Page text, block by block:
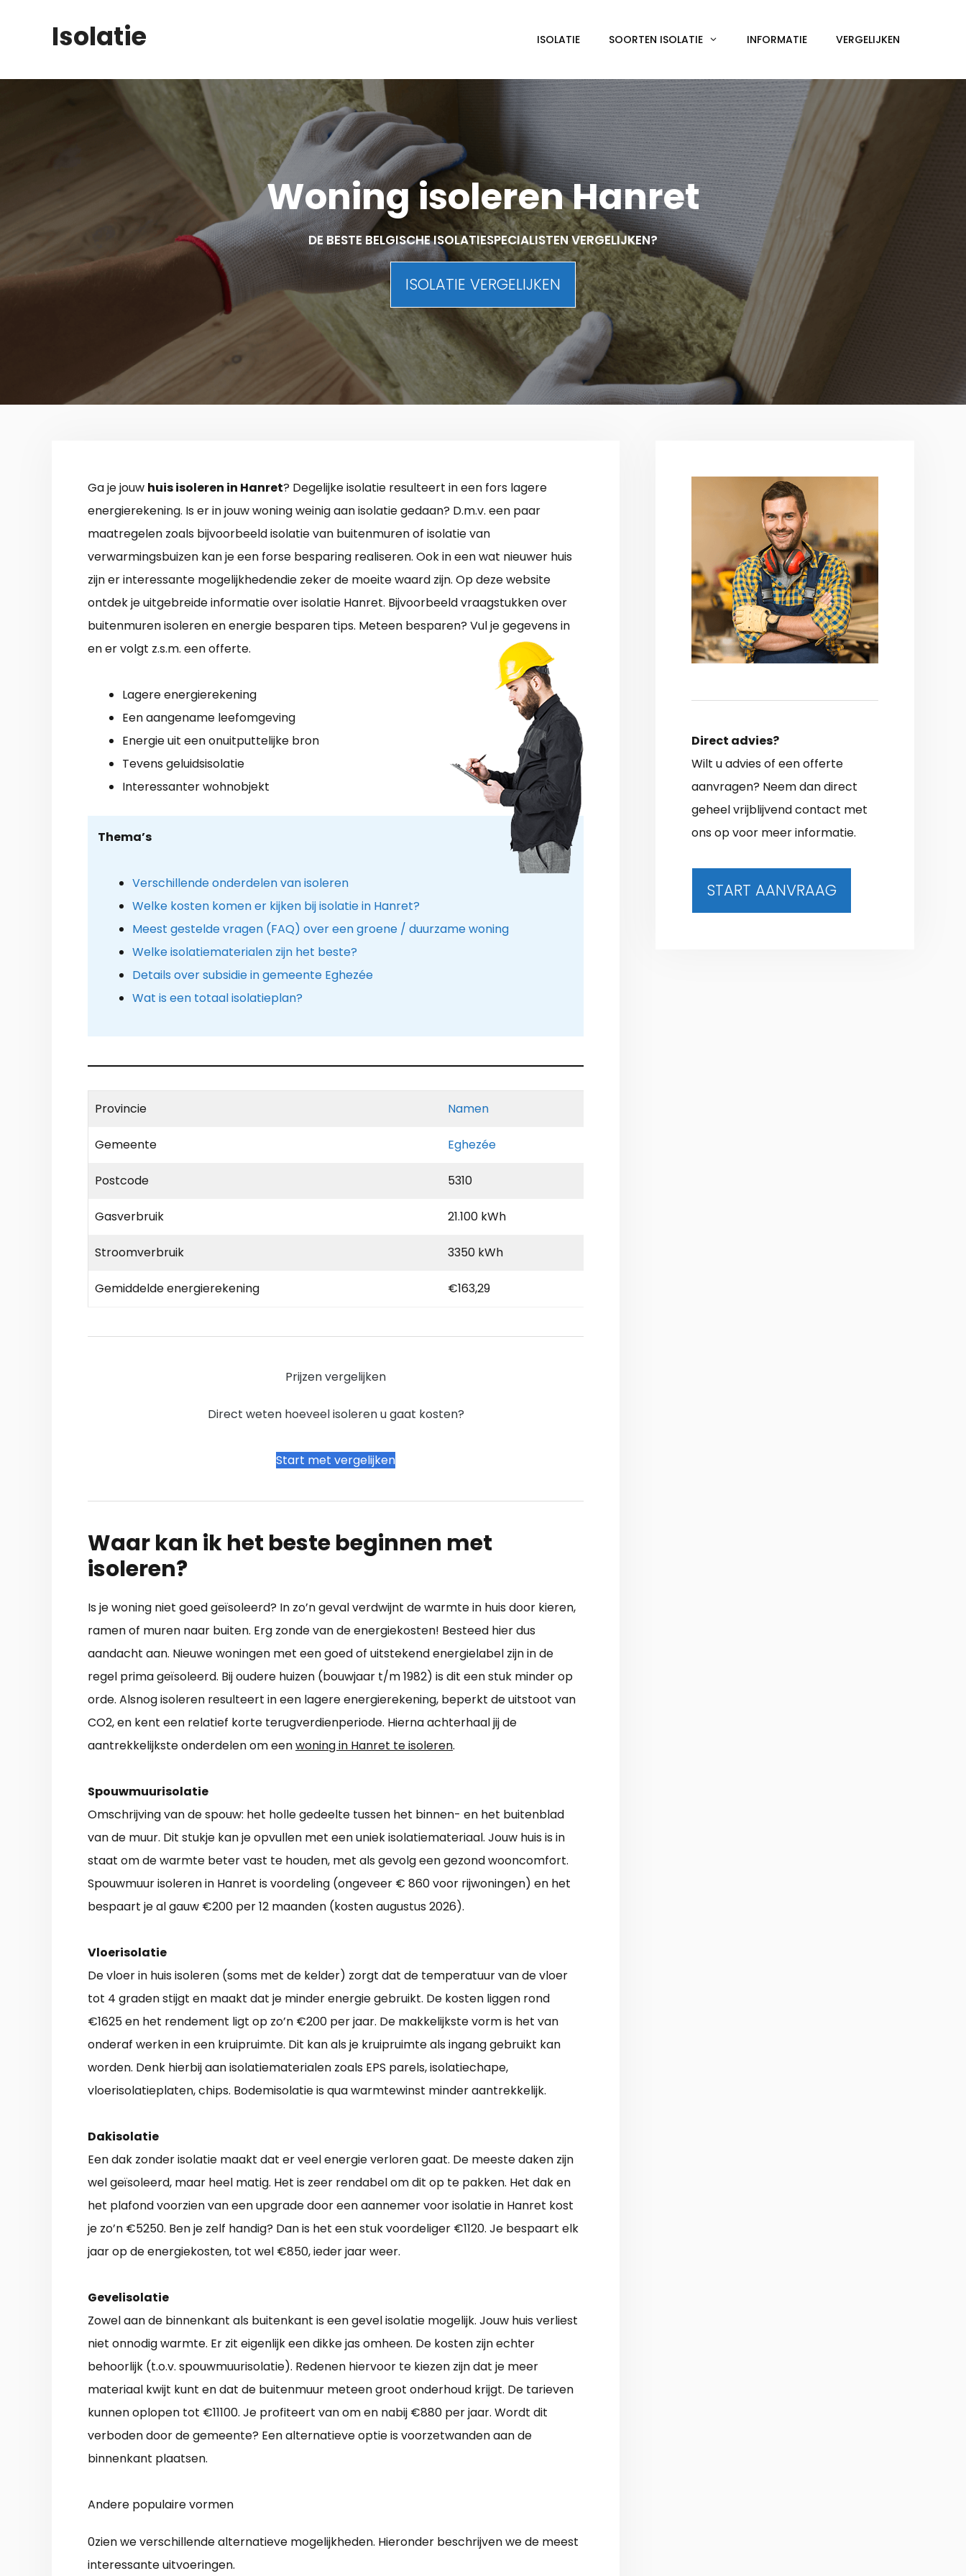
Isolatie ISOLATIE SOORTEN ISOLATIE INFORMATIE VERGELIJKEN
Woning isoleren Hanret
DE BESTE BELGISCHE ISOLATIESPECIALISTEN VERGELIJKEN?
ISOLATIE VERGELIJKEN
Ga je jouw huis isoleren in Hanret? Degelijke isolatie resulteert in een fors lagere
energierekening. Is er in jouw woning weinig aan isolatie gedaan? D.m.v. een paar
maatregelen zoals bijvoorbeeld isolatie van buitenmuren of isolatie van
verwarmingsbuizen kan je een forse besparing realiseren. Ook in een wat nieuwer huis
zijn er interessante mogelijkhedendie zeker de moeite waard zijn. Op deze website
ontdek je uitgebreide informatie over isolatie Hanret. Bijvoorbeeld vraagstukken over
buitenmuren isoleren en energie besparen tips. Meteen besparen? Vul je gegevens in
en er volgt z.s.m. een offerte.
Lagere energierekening
Een aangename leefomgeving
Energie uit een onuitputtelijke bron
Tevens geluidsisolatie
Interessanter wohnobjekt
Thema’s
Verschillende onderdelen van isoleren
Welke kosten komen er kijken bij isolatie in Hanret?
Meest gestelde vragen (FAQ) over een groene / duurzame woning
Welke isolatiematerialen zijn het beste?
Details over subsidie in gemeente Eghezée
Wat is een totaal isolatieplan?
Provincie Namen
Gemeente Eghezée
Postcode 5310
Gasverbruik 21.100 kWh
Stroomverbruik 3350 kWh
Gemiddelde energierekening €163,29
Prijzen vergelijken
Direct weten hoeveel isoleren u gaat kosten?
Start met vergelijken
Waar kan ik het beste beginnen met
isoleren?
Is je woning niet goed geïsoleerd? In zo’n geval verdwijnt de warmte in huis door kieren,
ramen of muren naar buiten. Erg zonde van de energiekosten! Besteed hier dus
aandacht aan. Nieuwe woningen met een goed of uitstekend energielabel zijn in de
regel prima geïsoleerd. Bij oudere huizen (bouwjaar t/m 1982) is dit een stuk minder op
orde. Alsnog isoleren resulteert in een lagere energierekening, beperkt de uitstoot van
CO2, en kent een relatief korte terugverdienperiode. Hierna achterhaal jij de
aantrekkelijkste onderdelen om eenwoning in Hanret te isoleren.
Spouwmuurisolatie
Omschrijving van de spouw: het holle gedeelte tussen het binnen- en het buitenblad
van de muur. Dit stukje kan je opvullen met een uniek isolatiemateriaal. Jouw huis is in
staat om de warmte beter vast te houden, met als gevolg een gezond wooncomfort.
Spouwmuur isoleren in Hanret is voordeling (ongeveer € 860 voor rijwoningen) en het
bespaart je al gauw €200 per 12 maanden (kosten augustus 2026).
Vloerisolatie
De vloer in huis isoleren (soms met de kelder) zorgt dat de temperatuur van de vloer
tot 4 graden stijgt en maakt dat je minder energie gebruikt. De kosten liggen rond
€1625 en het rendement ligt op zo’n €200 per jaar. De makkelijkste vorm is het van
onderaf werken in een kruipruimte. Dit kan als je kruipruimte als ingang gebruikt kan
worden. Denk hierbij aan isolatiematerialen zoals EPS parels, isolatiechape,
vloerisolatieplaten, chips. Bodemisolatie is qua warmtewinst minder aantrekkelijk.
Dakisolatie
Een dak zonder isolatie maakt dat er veel energie verloren gaat. De meeste daken zijn
wel geïsoleerd, maar heel matig. Het is zeer rendabel om dit op te pakken. Het dak en
het plafond voorzien van een upgrade door een aannemer voor isolatie in Hanret kost
je zo’n €5250. Ben je zelf handig? Dan is het een stuk voordeliger €1120. Je bespaart elk
jaar op de energiekosten, tot wel €850, ieder jaar weer.
Gevelisolatie
Zowel aan de binnenkant als buitenkant is een gevel isolatie mogelijk. Jouw huis verliest
niet onnodig warmte. Er zit eigenlijk een dikke jas omheen. De kosten zijn echter
behoorlijk (t.o.v. spouwmuurisolatie). Redenen hiervoor te kiezen zijn dat je meer
materiaal kwijt kunt en dat de buitenmuur meteen groot onderhoud krijgt. De tarieven
kunnen oplopen tot €11100. Je profiteert van om en nabij €880 per jaar. Wordt dit
verboden door de gemeente? Een alternatieve optie is voorzetwanden aan de
binnenkant plaatsen.
Andere populaire vormen
0zien we verschillende alternatieve mogelijkheden. Hieronder beschrijven we de meest
interessante uitvoeringen.
Direct advies?
Wilt u advies of een offerte
aanvragen? Neem dan direct
geheel vrijblijvend contact met
ons op voor meer informatie.
START AANVRAAG